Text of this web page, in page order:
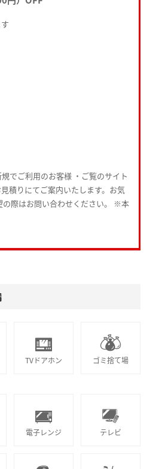
でご利用のお客様 ・ご覧のサイト
積りにてご案内いたします。お気
際はお問い合わせください。 ※本
TVドアホン ゴミ捨て場
電子レンジ テレビ